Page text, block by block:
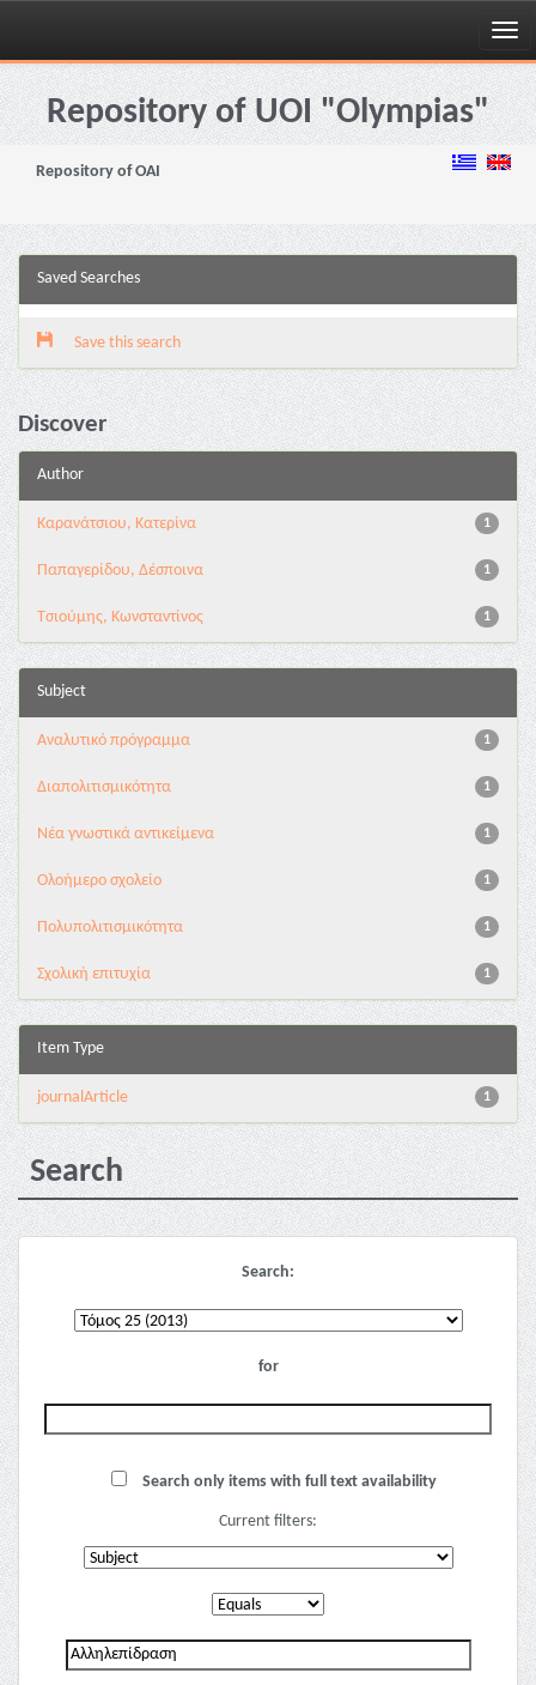
Skip
navigationRepository of UOI "Olympias"
Repository of OAI
Saved Searches
Save this search
Discover
Author
1
Καρανάτσιου, Κατερίνα
1
Παπαγερίδου, Δέσποινα
1
Τσιούμης, Κωνσταντίνος
Subject
1
Αναλυτικό πρόγραμμα
1
Διαπολιτισμικότητα
1
Νέα γνωστικά αντικείμενα
1
Ολοήμερο σχολείο
1
Πολυπολιτισμικότητα
1
Σχολική επιτυχία
Item Type
1
journalArticle
Search
Search:
for
Search only items with full text availability
Current filters: